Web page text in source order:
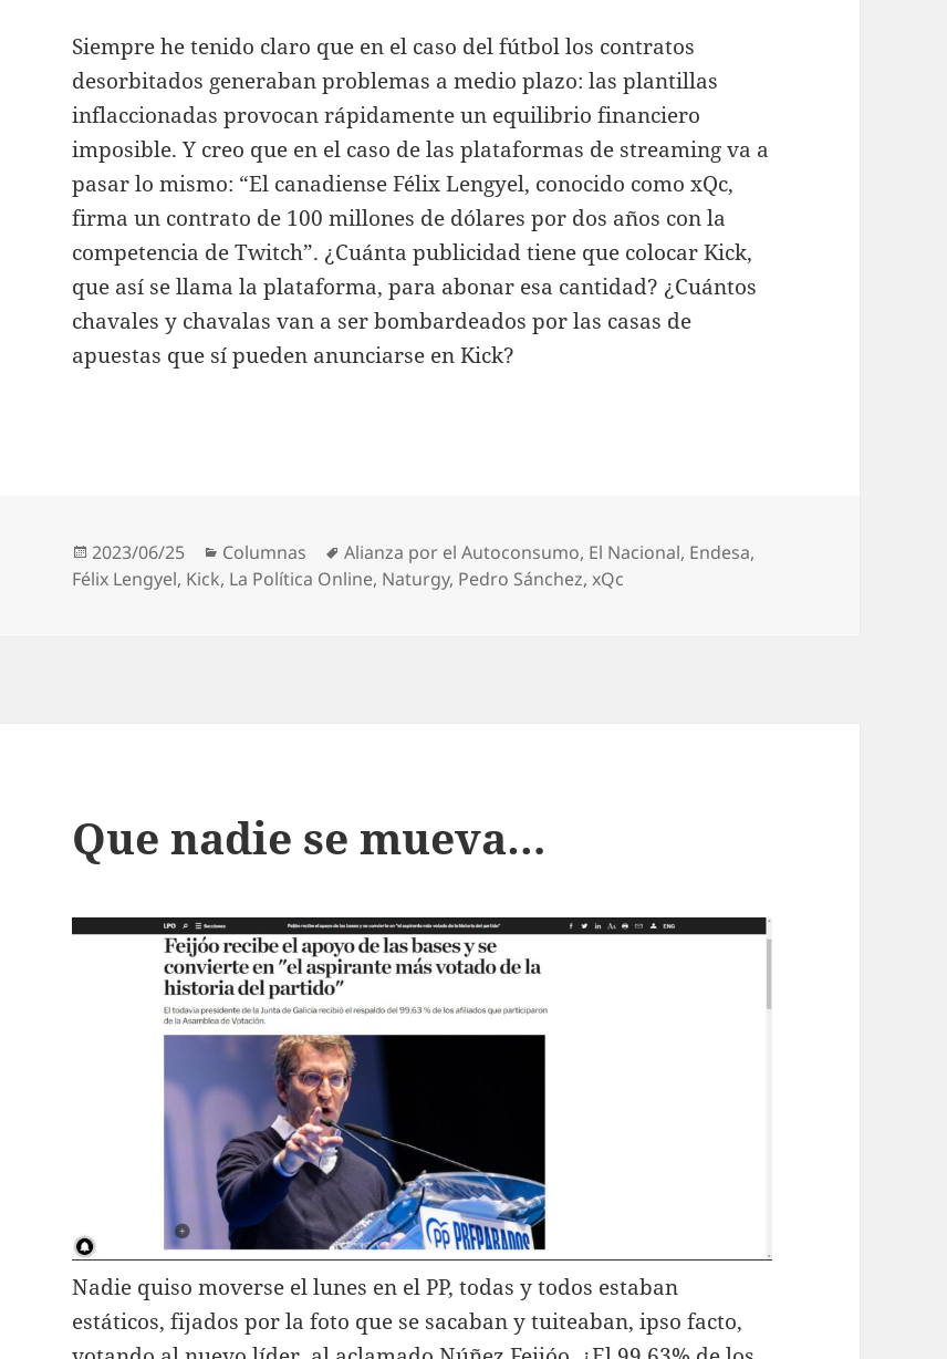
Siempre he tenido claro que en el caso del fútbol los contratos
desorbitados generaban problemas a medio plazo: las plantillas
inflaccionadas provocan rápidamente un equilibrio financiero
imposible. Y creo que en el caso de las plataformas de streaming va a
pasar lo mismo: “El canadiense Félix Lengyel, conocido como xQc,
firma un contrato de 100 millones de dólares por dos años con la
competencia de Twitch”. ¿Cuánta publicidad tiene que colocar Kick,
que así se llama la plataforma, para abonar esa cantidad? ¿Cuántos
chavales y chavalas van a ser bombardeados por las casas de
apuestas que sí pueden anunciarse en Kick?
Publicado
el
2023/06/25 Categorías
Columnas Etiquetas
Alianza por el Autoconsumo, El Nacional, Endesa,
Félix Lengyel, Kick, La Política Online, Naturgy, Pedro Sánchez,xQc
Que nadie se mueva…
Nadie quiso moverse el lunes en el PP, todas y todos estaban
estáticos, fijados por la foto que se sacaban y tuiteaban, ipso facto,